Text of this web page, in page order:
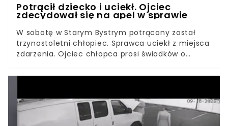
Potrącił dziecko i uciekł. Ojciec
zdecydował się na apel w sprawie
W sobotę w Starym Bystrym potrącony został
trzynastoletni chłopiec. Sprawca uciekł z miejsca
zdarzenia. Ojciec chłopca prosi świadków o
jego syna.Trzynastoletni chłopiec obecnie
wstrząs mózgu i traci pamięć. Sprawca zdarzenia
jest poszukiwany przez policję. Świadkowie są
proszeni o kontakt.